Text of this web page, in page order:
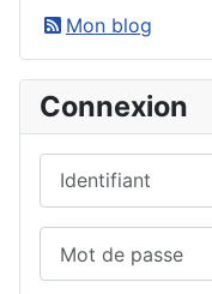
Mon blog
Connexion